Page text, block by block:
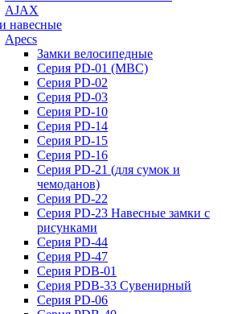
AJAX
навесные
Apecs
Замки велосипедные
Серия PD-01 (МВС)
Серия PD-02
Серия PD-03
Серия PD-10
Серия PD-14
Серия PD-15
Серия PD-16
Серия PD-21 (для сумок и
чемоданов)
Серия PD-22
Серия PD-23 Навесные замки с
рисунками
Серия PD-44
Серия PD-47
Серия PDB-01
Серия PDB-33 Сувенирный
Серия PD-06